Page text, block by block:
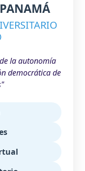
la autonomía
democrática de